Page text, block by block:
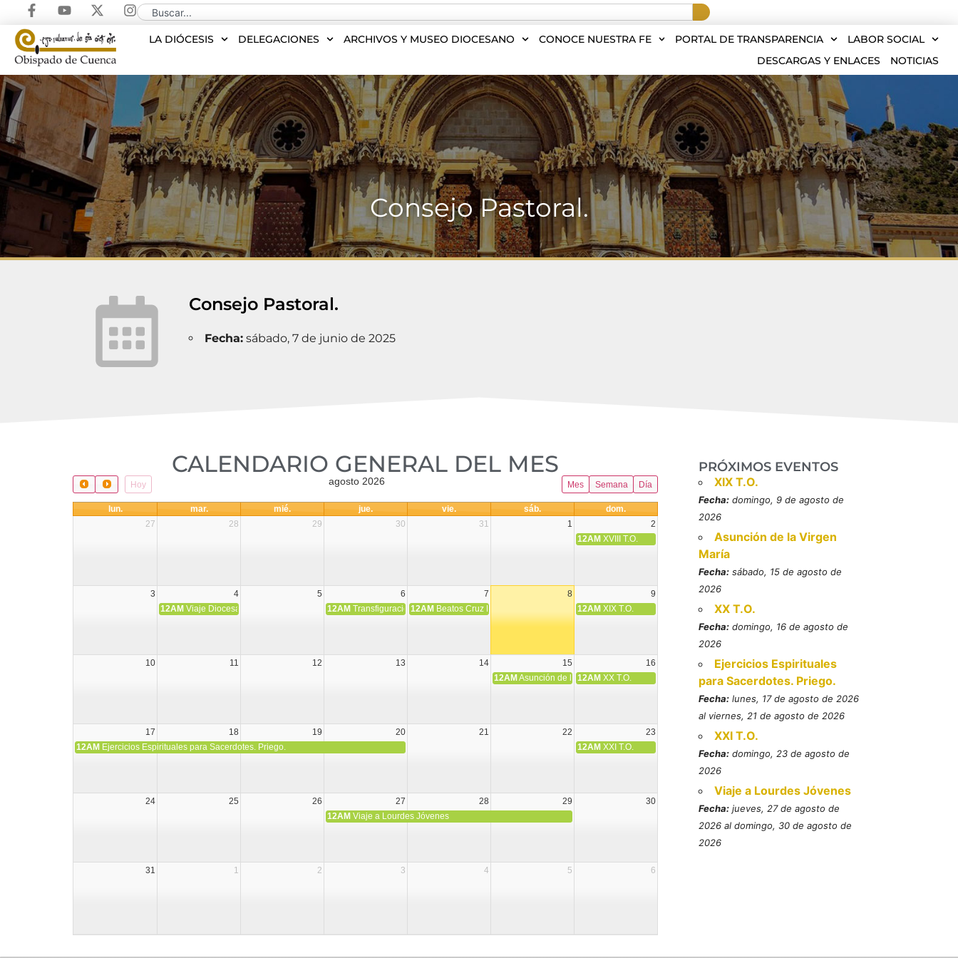
LA DIÓCESIS DELEGACIONES ARCHIVOS Y MUSEO DIOCESANO CONOCE NUESTRA FE PORTAL DE TRANSPARENCIA
LABOR SOCIAL
DESCARGAS Y ENLACES
NOTICIAS
Consejo Pastoral.
Consejo Pastoral.
Fecha:sábado, 7 de junio de 2025
CALENDARIO GENERAL DEL MES​
Hoy Mes Semana Día
agosto 2026
lun. mar. mié. jue. vie. sáb.
dom.
27
28 29 30 31 1
2
12AM XVIII T.O.
3 4 5 6 7 8
9
12AM Viaje Diocesano a Japón. 12AM Transfiguración del Señor
12AM Beatos Cruz Laplana, obispo, y Fernando Español, presbítero, mártires (MO)
12AM XIX T.O.
10 11 12 13 14 15
16
12AM Asunción de la Virgen María
12AM XX T.O.
17 18 19 20 21 22
23
12AM Ejercicios Espirituales para Sacerdotes. Priego. 12AM XXI T.O.
24 25 26 27 28 29
30
12AM Viaje a Lourdes Jóvenes
31 1 2 3 4 5 6
PRÓXIMOS EVENTOS
XIX T.O.
Fecha: domingo, 9 de agosto de
2026
Asunción de la Virgen
María
Fecha: sábado, 15 de agosto de
2026
XX T.O.
Fecha: domingo, 16 de agosto de
2026
Ejercicios Espirituales
para Sacerdotes. Priego.
Fecha: lunes, 17 de agosto de 2026
al viernes, 21 de agosto de 2026
XXI T.O.
Fecha: domingo, 23 de agosto de
2026
Viaje a Lourdes Jóvenes
Fecha: jueves, 27 de agosto de
2026 al domingo, 30 de agosto de
2026